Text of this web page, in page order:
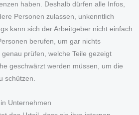
haben. Deshalb dürfen alle Infos,
Personen zulassen, unkenntlich
kann sich der Arbeitgeber nicht einfach
berufen, um gar nichts
prüfen, welche Teile gezeigt
geschwärzt werden müssen, um die
schützen.
Unternehmen